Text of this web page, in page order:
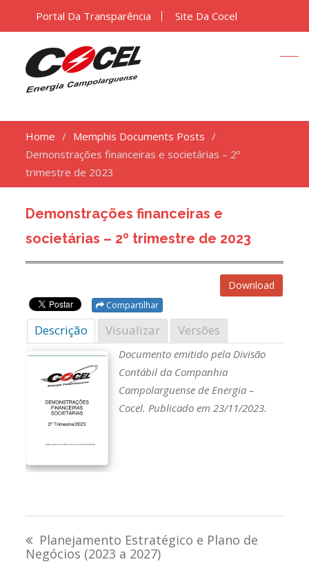
Portal Da Transparência Site Da Cocel
Home
Memphis Documents Posts
Demonstrações financeiras e societárias – 2º
trimestre de 2023
Demonstrações financeiras e
societárias – 2º trimestre de 2023
Download
Compartilhar
Descrição Visualizar Versões
Documento emitido pela Divisão
Contábil da Companhia
Campolarguense de Energia –
Cocel. Publicado em 23/11/2023.
de
Planejamento Estratégico e Plano de
Negócios (2023 a 2027)